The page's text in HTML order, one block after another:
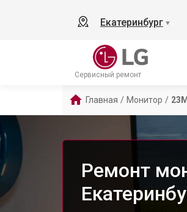
Екатеринбург ▼
Сервисный ремонт
Главная / Монитор /
Ремонт